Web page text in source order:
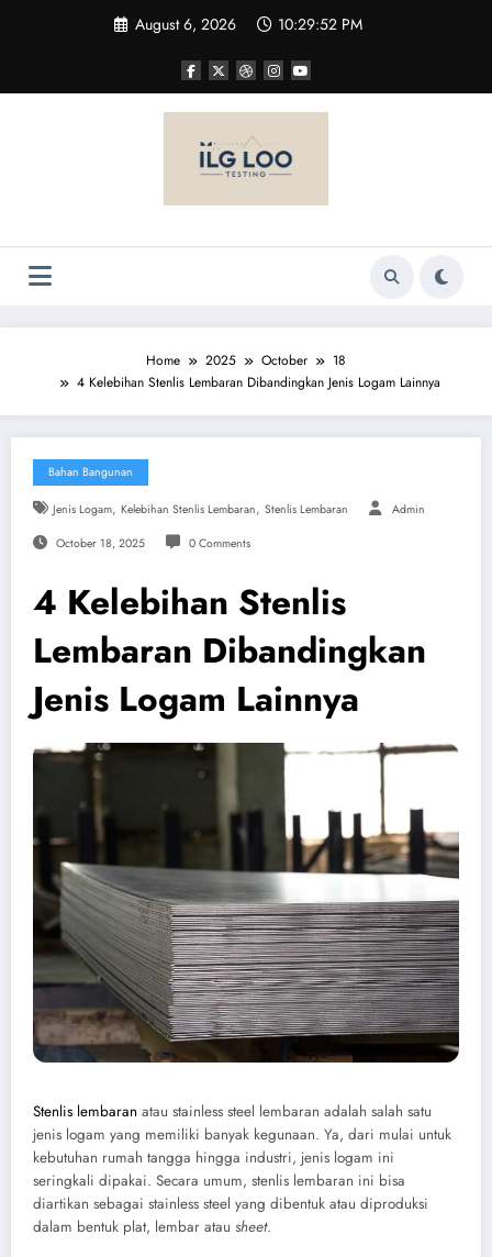
August 6, 2026 10:29:52 PM
Home 2025 October
18
4 Kelebihan Stenlis Lembaran Dibandingkan Jenis Logam Lainnya
Bahan Bangunan
Jenis Logam, Kelebihan Stenlis Lembaran, Stenlis Lembaran Admin
October 18, 2025 0 Comments
4 Kelebihan Stenlis
Lembaran Dibandingkan
Jenis Logam Lainnya
Stenlis lembaran atau stainless steel lembaran adalah salah satu
jenis logam yang memiliki banyak kegunaan. Ya, dari mulai untuk
kebutuhan rumah tangga hingga industri, jenis logam ini
seringkali dipakai. Secara umum, stenlis lembaran ini bisa
diartikan sebagai stainless steel yang dibentuk atau diproduksi
dalam bentuk plat, lembar atau sheet.